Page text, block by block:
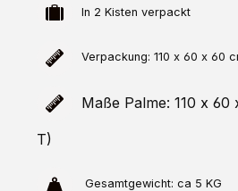
In 2 Kisten verpackt
Verpackung: 110 x 60 x 60
Maße Palme: 110 x
T)
Gesamtgewicht: ca 5 KG